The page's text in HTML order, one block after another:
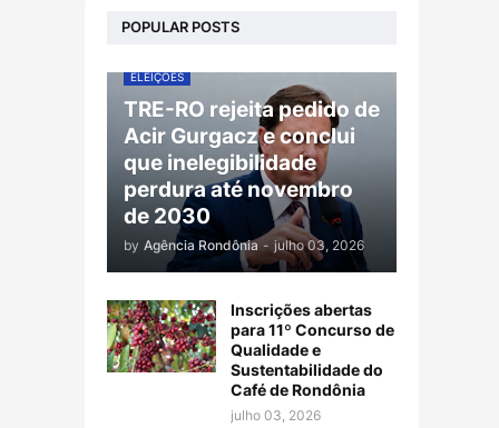
POPULAR POSTS
ELEIÇÕES
TRE-RO rejeita pedido de
Acir Gurgacz e conclui
que inelegibilidade
perdura até novembro
de 2030
by Agência Rondônia - julho 03, 2026
Inscrições abertas
para 11º Concurso de
Qualidade e
Sustentabilidade do
Café de Rondônia
julho 03, 2026